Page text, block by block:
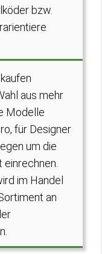
bzw.
aus mehr
Modelle
für Designer
um die
im Handel
an